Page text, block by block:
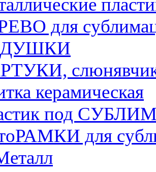
для
керамическая
под
для